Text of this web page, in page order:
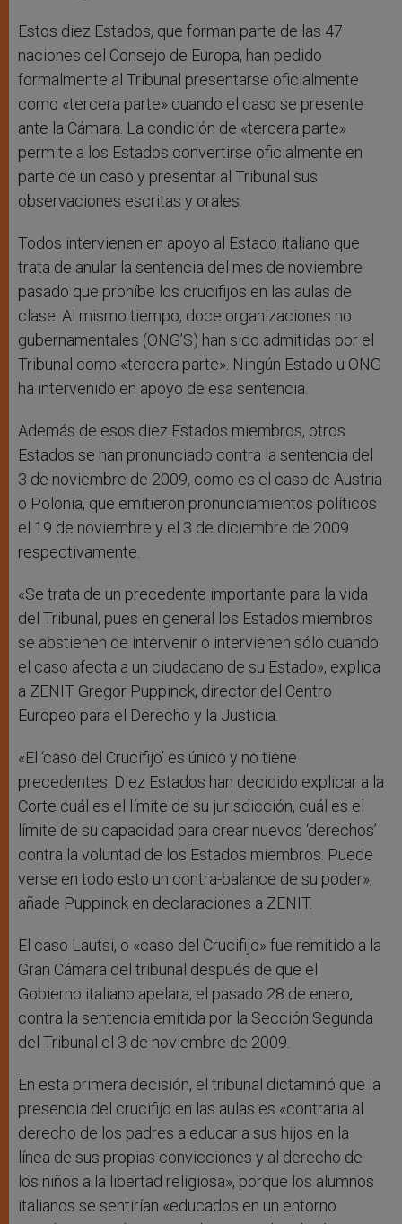
Estos diez Estados, que forman parte de las 47
naciones del Consejo de Europa, han pedido
formalmente al Tribunal presentarse oficialmente
como «tercera parte» cuando el caso se presente
ante la Cámara. La condición de «tercera parte»
permite a los Estados convertirse oficialmente en
parte de un caso y presentar al Tribunal sus
observaciones escritas y orales.
Todos intervienen en apoyo al Estado italiano que
trata de anular la sentencia del mes de noviembre
pasado que prohíbe los crucifijos en las aulas de
clase. Al mismo tiempo, doce organizaciones no
gubernamentales (ONG’S) han sido admitidas por el
Tribunal como «tercera parte». Ningún Estado u ONG
ha intervenido en apoyo de esa sentencia.
Además de esos diez Estados miembros, otros
Estados se han pronunciado contra la sentencia del
3 de noviembre de 2009, como es el caso de Austria
o Polonia, que emitieron pronunciamientos políticos
el 19 de noviembre y el 3 de diciembre de 2009
respectivamente.
«Se trata de un precedente importante para la vida
del Tribunal, pues en general los Estados miembros
se abstienen de intervenir o intervienen sólo cuando
el caso afecta a un ciudadano de su Estado», explica
a ZENIT Gregor Puppinck, director del Centro
Europeo para el Derecho y la Justicia.
«El ‘caso del Crucifijo’ es único y no tiene
precedentes. Diez Estados han decidido explicar a la
Corte cuál es el límite de su jurisdicción, cuál es el
límite de su capacidad para crear nuevos ‘derechos’
contra la voluntad de los Estados miembros. Puede
verse en todo esto un contra-balance de su poder»,
añade Puppinck en declaraciones a ZENIT.
El caso Lautsi, o «caso del Crucifijo» fue remitido a la
Gran Cámara del tribunal después de que el
Gobierno italiano apelara, el pasado 28 de enero,
contra la sentencia emitida por la Sección Segunda
del Tribunal el 3 de noviembre de 2009.
En esta primera decisión, el tribunal dictaminó que la
presencia del crucifijo en las aulas es «contraria al
derecho de los padres a educar a sus hijos en la
línea de sus propias convicciones y al derecho de
los niños a la libertad religiosa», porque los alumnos
italianos se sentirían «educados en un entorno